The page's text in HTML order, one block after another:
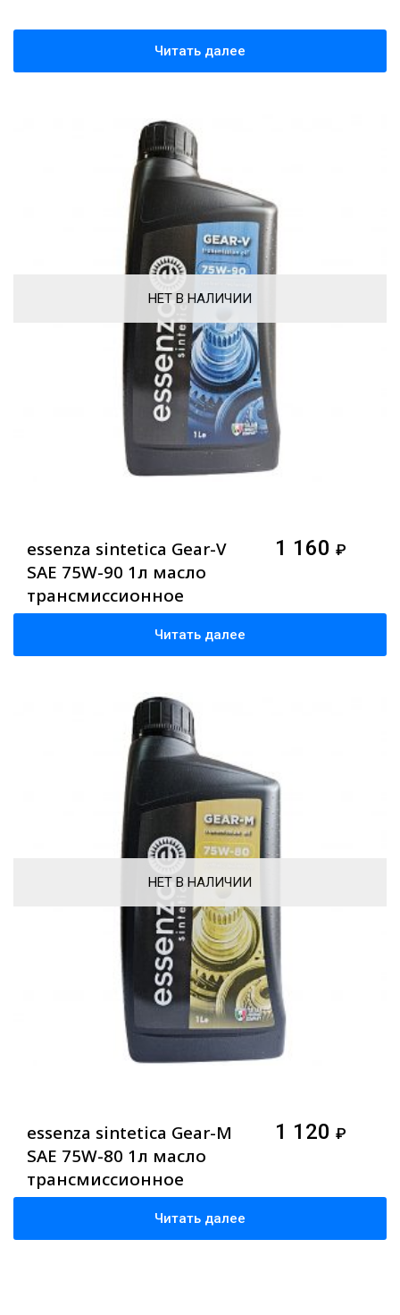
Читать далее
НЕТ В НАЛИЧИИ
essenza sintetica Gear-V
SAE 75W-90 1л масло
трансмиссионное
1 160 ₽
Читать далее
НЕТ В НАЛИЧИИ
essenza sintetica Gear-M
SAE 75W-80 1л масло
трансмиссионное
1 120 ₽
Читать далее